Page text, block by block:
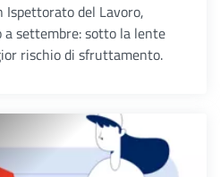
Ispettorato del Lavoro,
a settembre: sotto la lente
rischio di sfruttamento.